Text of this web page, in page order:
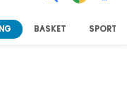
BASKET SPORT